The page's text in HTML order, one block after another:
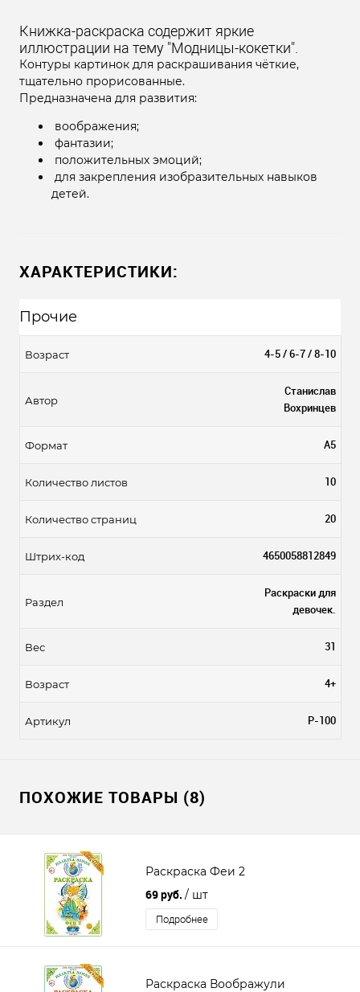
Книжка-раскраска содержит яркие
иллюстрации на тему "Модницы-кокетки".
Контуры картинок для раскрашивания чёткие,
тщательно прорисованные.
Предназначена для развития:
воображения;
фантазии;
положительных эмоций;
для закрепления изобразительных навыков
детей.
ХАРАКТЕРИСТИКИ:
Прочие
Возраст 4-5 / 6-7 / 8-10
Автор
Станислав
Вохринцев
Формат А5
Количество листов 10
Количество страниц 20
Штрих-код 4650058812849
Раздел
Раскраски для
девочек.
Вес 31
Возраст 4+
Артикул Р-100
ПОХОЖИЕ ТОВАРЫ (8)
Раскраска Феи 2
69 руб. / шт
Подробнее
Раскраска Воображули